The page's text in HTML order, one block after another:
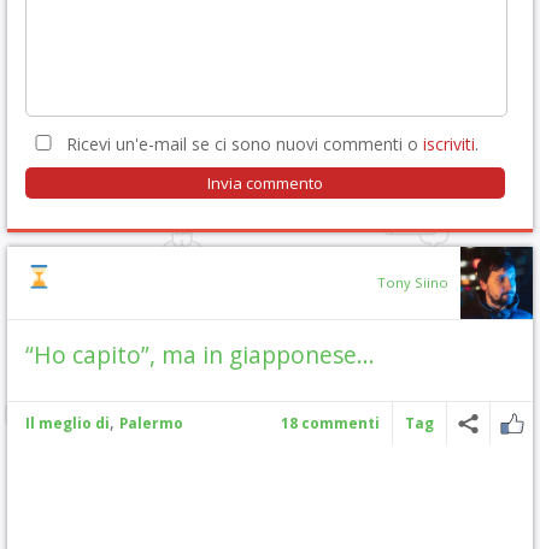
Ricevi un'e-mail se ci sono nuovi commenti o iscriviti.
Tony Siino
“Ho capito”, ma in giapponese…
Il meglio di, Palermo 18 commenti Tag